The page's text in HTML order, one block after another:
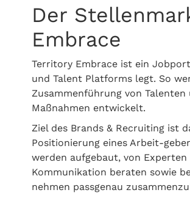
Der
Embrace
Territory Embrace ist ein
und Talent Platforms legt. So
Zusammenführung von
Maßnahmen entwickelt.
Ziel des Brands & Recruiting ist
Positionierung eines Arbeit-
werden aufgebaut, von
Kommunikation beraten sowie
nehmen passgenau